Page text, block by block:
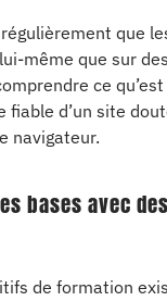
que
même que sur
ce qu’est
fiable d’un site
navigateur.
bases avec
de formation